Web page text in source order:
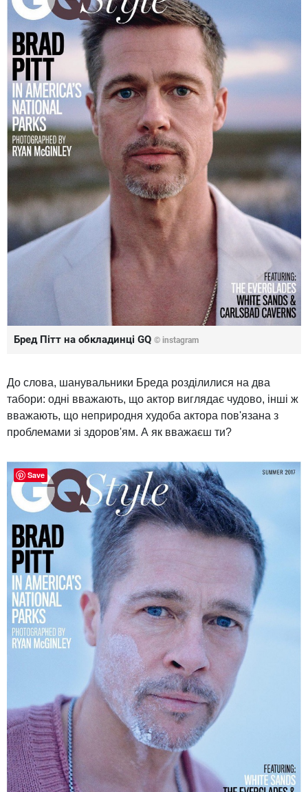
Бред Пітт на обкладинці GQ © instagram
До слова, шанувальники Бреда розділилися на два
табори: одні вважають, що актор виглядає чудово, інші ж
вважають, що неприродня худоба актора пов'язана з
проблемами зі здоров'ям. А як вважаєш ти?
Save